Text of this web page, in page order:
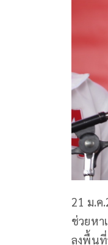
21 ม.ค
ช่วยหา
ลงพื้นที่